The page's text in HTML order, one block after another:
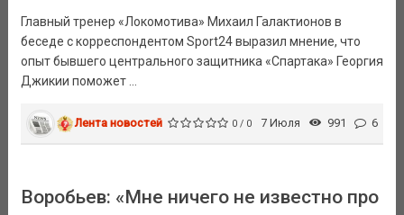
Главный тренер «Локомотива» Михаил Галактионов в
беседе с корреспондентом Sport24 выразил мнение, что
опыт бывшего центрального защитника «Спартака» Георгия
Джикии поможет ...
Лента новостей 0 / 0 7 Июля 991 6
Воробьев: «Мне ничего не известно про